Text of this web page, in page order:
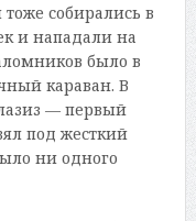
собирались в
и нападали на
было в
караван. В
— первый
под жесткий
ни одного